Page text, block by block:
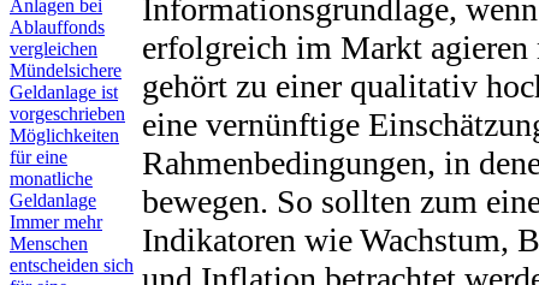
Anlagen bei
Ablauffonds
vergleichen
Mündelsichere
Geldanlage ist
vorgeschrieben
Möglichkeiten
für eine
monatliche
Geldanlage
Immer mehr
Menschen
entscheiden sich
Informationsgrundlage,
erfolgreich im Markt agieren
gehört zu einer qualitativ
eine vernünftige
Rahmenbedingungen, in
bewegen. So sollten zum
Indikatoren wie Wachstum,